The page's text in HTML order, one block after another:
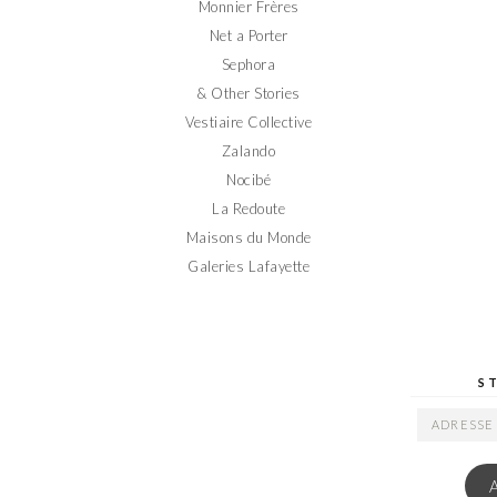
Monnier Frères
Net a Porter
Sephora
& Other Stories
Vestiaire Collective
Zalando
Nocibé
La Redoute
Maisons du Monde
Galeries Lafayette
ADRESSE